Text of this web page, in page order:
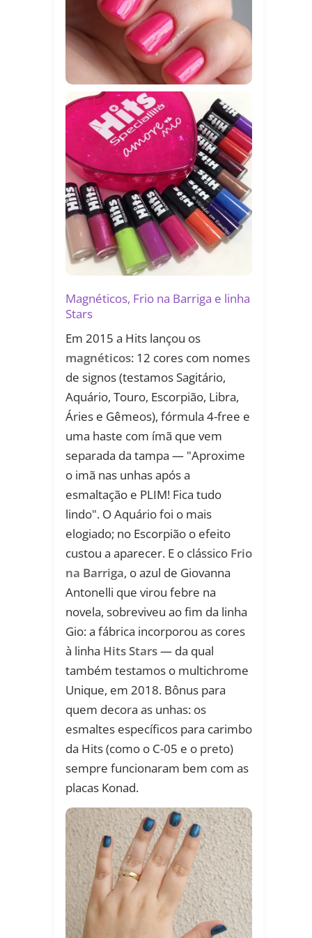
Magnéticos, Frio na Barriga e linha
Stars
Em 2015 a Hits lançou os
magnéticos: 12 cores com nomes
de signos (testamos Sagitário,
Aquário, Touro, Escorpião, Libra,
Áries e Gêmeos), fórmula 4-free e
uma haste com ímã que vem
separada da tampa — "Aproxime
o imã nas unhas após a
esmaltação e PLIM! Fica tudo
lindo". O Aquário foi o mais
elogiado; no Escorpião o efeito
custou a aparecer. E o clássico Frio
na Barriga, o azul de Giovanna
Antonelli que virou febre na
novela, sobreviveu ao fim da linha
Gio: a fábrica incorporou as cores
à linha Hits Stars— da qual
também testamos o multichrome
Unique, em 2018. Bônus para
quem decora as unhas: os
esmaltes específicos para carimbo
da Hits (como o C-05 e o preto)
sempre funcionaram bem com as
placas Konad.